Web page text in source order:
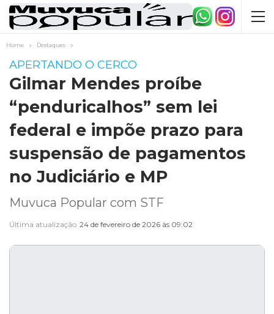
Home Destaques
APERTANDO O CERCO
Gilmar Mendes proíbe
“penduricalhos” sem lei
federal e impõe prazo para
suspensão de pagamentos
no Judiciário e MP
Muvuca Popular com STF
Última atualização 24 de fevereiro de 2026 às 09:02